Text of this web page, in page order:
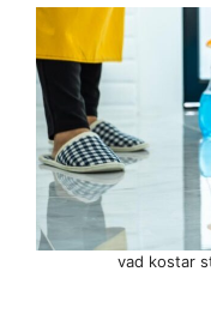
vad kostar